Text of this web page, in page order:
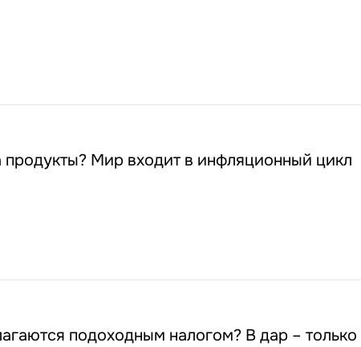
Мир входит в инфляционный цикл
подоходным налогом? В дар – только